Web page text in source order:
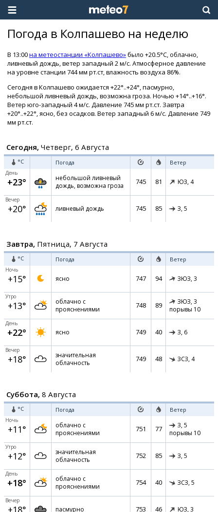
Погода в Колпашево на неделю
В 13:00на метеостанции «Колпашево»было +20.5°C, облачно,
ливневый дождь, ветер западный 2 м/с. Атмосферное давление
на уровне станции 744 мм рт.ст, влажность воздуха 86%.
Сегодня в Колпашево ожидается +22°..+24°, пасмурно,
небольшой ливневый дождь, возможна гроза. Ночью +14°..+16°.
Ветер юго-западный 4 м/с. Давление 745 мм рт.ст. Завтра
+20°..+22°, ясно, без осадков. Ветер западный 6 м/с. Давление 749
мм рт.ст.
Сегодня, Четверг, 6 Августа
°C Погода Ветер
День
+23°
небольшой ливневый
дождь, возможна гроза
745 81 ЮЗ, 4
Вечер
+20° ливневый дождь 745 85 З, 5
Завтра, Пятница, 7 Августа
°C Погода Ветер
Ночь
+15° ясно 747 94 ЗЮЗ, 3
Утро
+13°
облачно с
прояснениями
748 89 ЗЮЗ, 3
порывы 10
День
+22° ясно 749 40 З, 6
Вечер
+18°
значительная
облачность
749 48 ЗСЗ, 4
Суббота, 8 Августа
°C Погода Ветер
Ночь
+11°
облачно с
прояснениями
751 77 З, 5
порывы 10
Утро
+12°
значительная
облачность
752 85 З, 5
День
+18°
облачно с
прояснениями
754 40 ЗСЗ, 5
Вечер
+18° пасмурно 753 46 ЮЗ, 3